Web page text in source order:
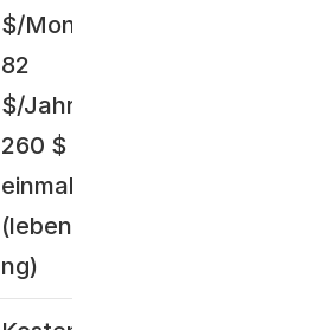
$/Monat,
82
$/Jahr,
260 $
einmalig
(lebensla
ng)